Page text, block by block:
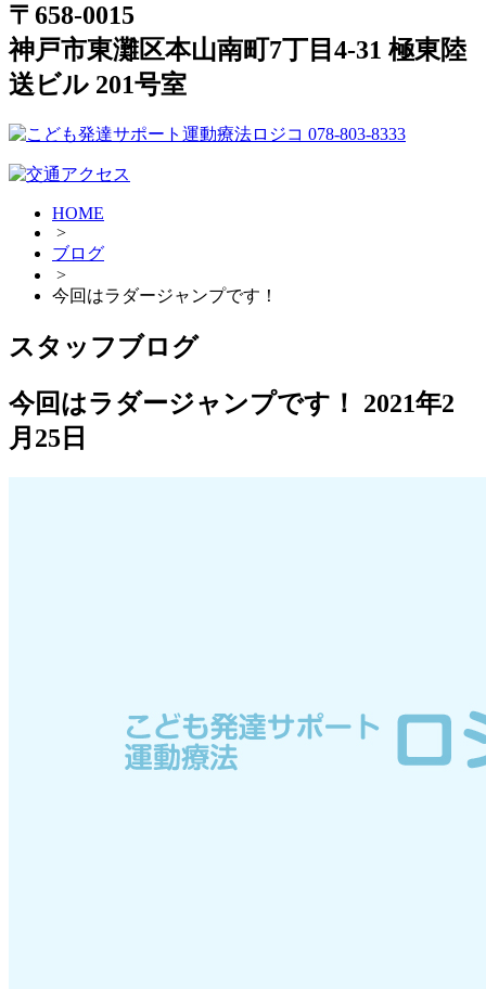
〒658-0015
神戸市東灘区本山南町7丁目4-31 極東陸
送ビル 201号室
HOME
>
ブログ
>
今回はラダージャンプです！
スタッフブログ
今回はラダージャンプです！
2021年2
月25日